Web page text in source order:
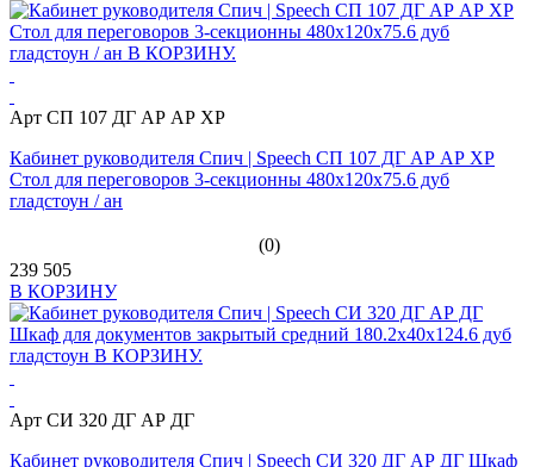
Арт СП 107 ДГ АР АР ХР
Кабинет руководителя Спич | Speech СП 107 ДГ АР АР ХР
Стол для переговоров 3-секционны 480x120x75.6 дуб
гладстоун / ан
(0)
239 505
В КОРЗИНУ
Арт СИ 320 ДГ АР ДГ
Кабинет руководителя Спич | Speech СИ 320 ДГ АР ДГ Шкаф